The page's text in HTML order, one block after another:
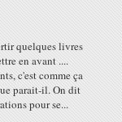
quelques livres
en avant ....
c'est comme ça
parait-il. On dit
pour se...